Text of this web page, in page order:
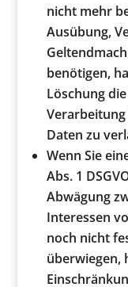
nicht mehr
Ausübung,
benötigen,
Löschung
Daten zu
Wenn Sie
Abs. 1
Abwägung
Interessen
noch nicht
überwiegen,